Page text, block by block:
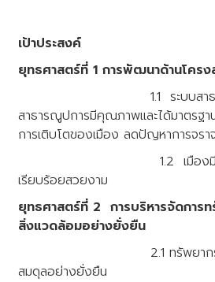
เป้าประสงค์
ยุทธศาสตร์ที่ 1 การพัฒนาด้านโครง
1.1 ระบบสาธารณูป
สาธารณูปการมีคุณภาพและได้มาตรฐ
การเติบโตของเมือง ลดปัญหาการจ
1.2 เมือง
เรียบร้อยสวยงาม
ยุทธศาสตร์ที่ 2 การบริหารจัดการ
สิ่งแวดล้อมอย่างยั่งยืน
2.1 ทรัพยากรธรรมช
สมดุลอย่างยั่งยืน